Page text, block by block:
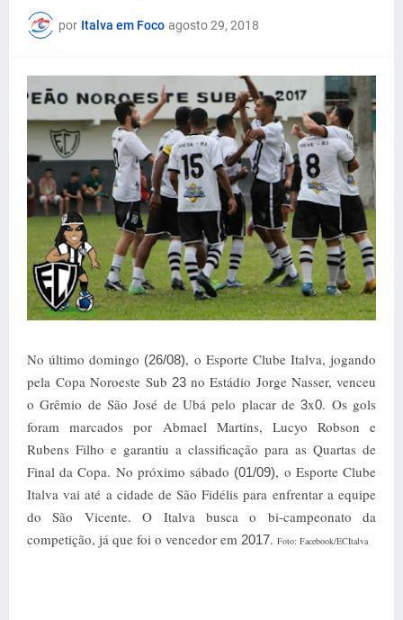
por Italva em Foco agosto 29, 2018
No último domingo (26/08), o Esporte Clube Italva, jogando
pela Copa Noroeste Sub 23no Estádio Jorge Nasser, venceu
o Grêmio de São José de Ubá pelo placar de3x0. Os gols
foram marcados por Abmael Martins, Lucyo Robson e
Rubens Filho e garantiu a classificação para as Quartas de
Final da Copa. No próximo sábado (01/09), o Esporte Clube
Italva vai até a cidade de São Fidélis para enfrentar a equipe
do São Vicente. O Italva busca o bi-campeonato da
competição, já que foi o vencedor em 2017. Foto: Facebook/ECItalva